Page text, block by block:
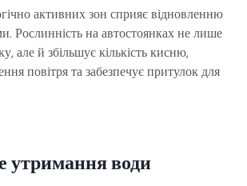
активних зон сприяє відновленню
Рослинність на автостоянках не лише
але й збільшує кількість кисню,
повітря та забезпечує притулок для
утримання води